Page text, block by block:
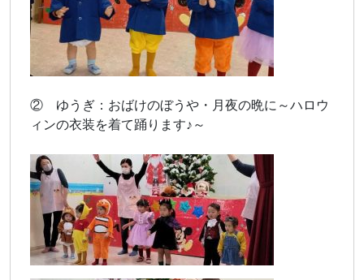
② ゆうぎ：おばけのぼうや・月夜の晩に～ハロウ
ィンの衣装を着て踊ります♪～